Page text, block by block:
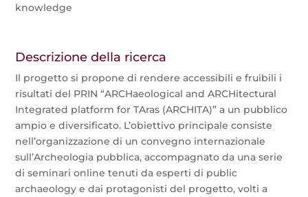
knowledge
Descrizione della ricerca
Il progetto si propone di rendere accessibili e fruibili i
risultati del PRIN “ARCHaeological and ARCHitectural
Integrated platform for TAras (ARCHITA)” a un pubblico
ampio e diversificato. L’obiettivo principale consiste
nell’organizzazione di un convegno internazionale
sull’Archeologia pubblica, accompagnato da una serie
di seminari online tenuti da esperti di public
archaeology e dai protagonisti del progetto, volti a